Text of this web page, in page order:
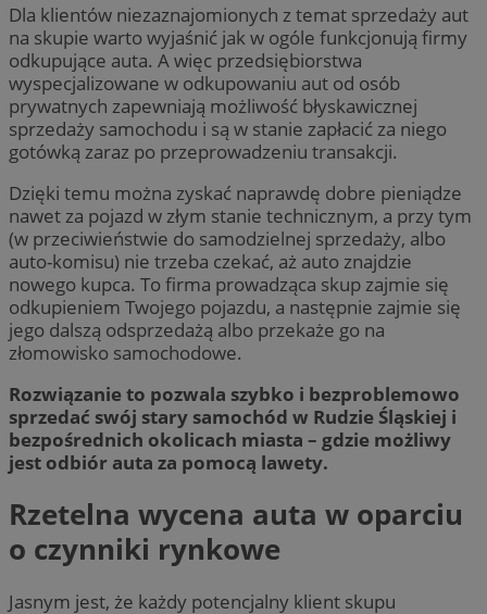
Dla klientów niezaznajomionych z temat sprzedaży aut
na skupie warto wyjaśnić jak w ogóle funkcjonują firmy
odkupujące auta. A więc przedsiębiorstwa
wyspecjalizowane w odkupowaniu aut od osób
prywatnych zapewniają możliwość błyskawicznej
sprzedaży samochodu i są w stanie zapłacić za niego
gotówką zaraz po przeprowadzeniu transakcji.
Dzięki temu można zyskać naprawdę dobre pieniądze
nawet za pojazd w złym stanie technicznym, a przy tym
(w przeciwieństwie do samodzielnej sprzedaży, albo
auto-komisu) nie trzeba czekać, aż auto znajdzie
nowego kupca. To firma prowadząca skup zajmie się
odkupieniem Twojego pojazdu, a następnie zajmie się
jego dalszą odsprzedażą albo przekaże go na
złomowisko samochodowe.
Rozwiązanie to pozwala szybko i bezproblemowo
sprzedać swój stary samochód w Rudzie Śląskiej i
bezpośrednich okolicach miasta – gdzie możliwy
jest odbiór auta za pomocą lawety.
Rzetelna wycena auta w oparciu
o czynniki rynkowe
Jasnym jest, że każdy potencjalny klient skupu